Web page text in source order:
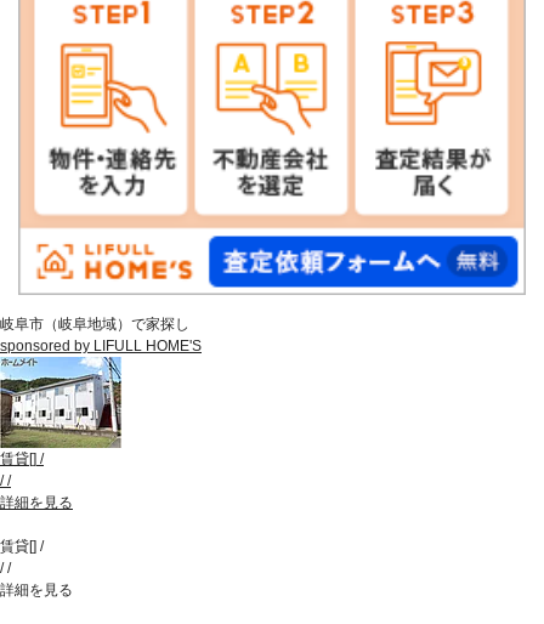
岐阜市（岐阜地域）で家探し
sponsored by LIFULL HOME'S
賃貸[] /
//
詳細を見る
賃貸[] /
//
詳細を見る